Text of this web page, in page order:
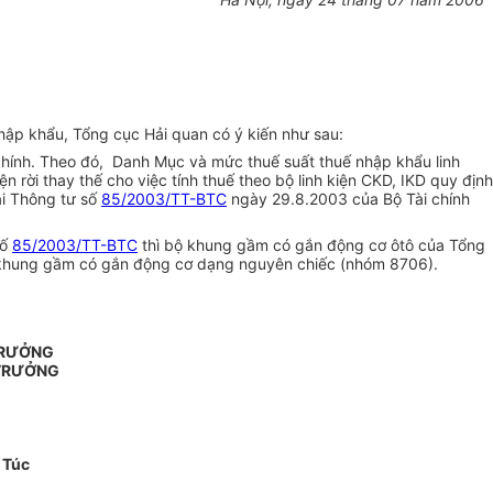
khẩu, Tổng cục Hải quan có ý kiến như sau:
Theo đó, Danh Mục và mức thuế suất thuế nhập khẩu linh
rời thay thế cho việc tính thuế theo bộ linh kiện CKD, IKD quy định
Thông tư số85/2003/TT-BTC ngày 29.8.2003 của Bộ Tài chính
85/2003/TT-BTC thì bộ khung gầm có gắn động cơ ôtô của Tổng
gầm có gắn động cơ dạng nguyên chiếc (nhóm 8706).